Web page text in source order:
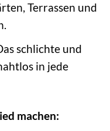
Terrassen und
schlichte und
in jede
machen: